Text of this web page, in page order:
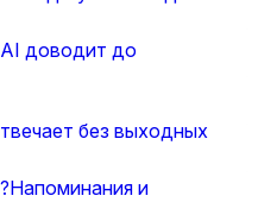
AI доводит до
без выходных
Напоминания и